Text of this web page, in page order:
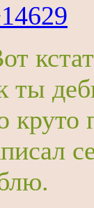
ты
круто